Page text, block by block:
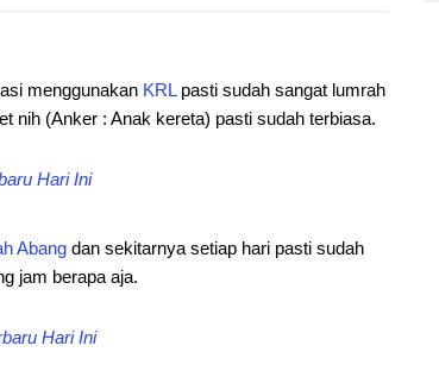
menggunakan KRLpasti sudah sangat lumrah
nih (Anker : Anak kereta) pasti sudah terbiasa.
Hari Ini
Abang dan sekitarnya setiap hari pasti sudah
jam berapa aja.
Hari Ini